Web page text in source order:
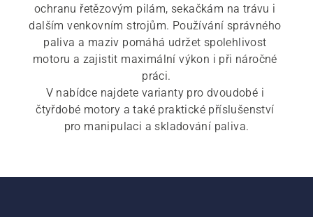
ochranu řetězovým pilám, sekačkám na trávu i
dalším venkovním strojům. Používání správného
paliva a maziv pomáhá udržet spolehlivost
motoru a zajistit maximální výkon i při náročné
práci.
V nabídce najdete varianty pro dvoudobé i
čtyřdobé motory a také praktické příslušenství
pro manipulaci a skladování paliva.